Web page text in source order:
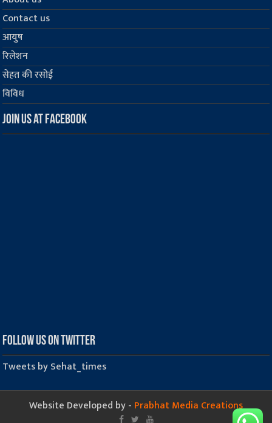
Contact us
आयुष
रिलेशन
सेहत की रसोई
विविध
Join us at Facebook
Follow us on Twitter
Tweets by Sehat_times
Website Developed by - Prabhat Media Creations